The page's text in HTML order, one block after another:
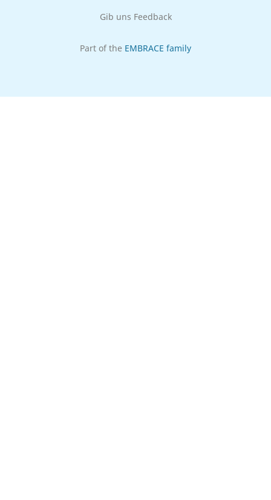
Gib uns Feedback
Part of the EMBRACE family